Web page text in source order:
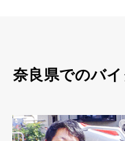
奈良県でのバ